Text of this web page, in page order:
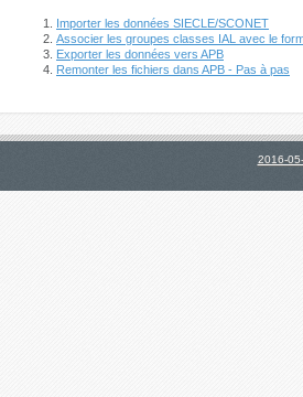
Importer les données SIECLE/SCONET
Associer les groupes classes IAL avec le
Exporter les données vers APB
Remonter les fichiers dans APB - Pas à pas
2016-